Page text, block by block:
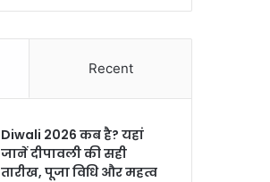
Recent
Diwali 2026 कब है? यहां
जानें दीपावली की सही
तारीख, पूजा विधि और महत्व